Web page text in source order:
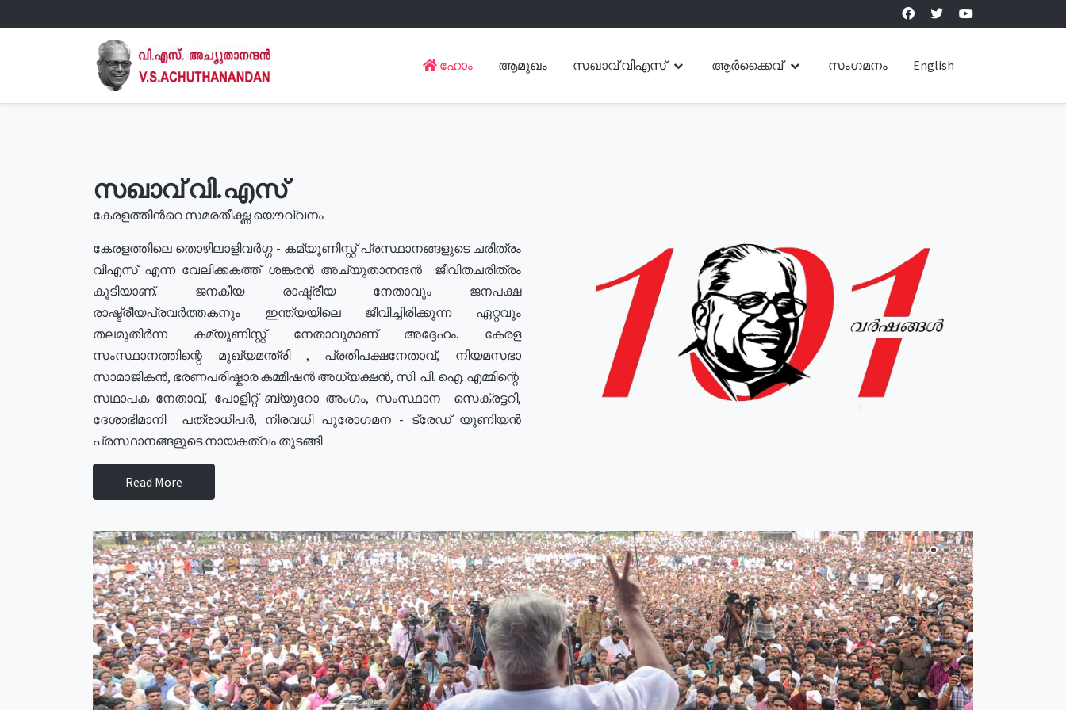
ഹോം ആമുഖം സഖാവ് വിഎസ് ആർക്കൈവ് സംഗമനം English
സഖാവ് വി.എസ്
കേരളത്തിൻറെ സമരതീക്ഷ്ണ യൌവ്വനം
കേരളത്തിലെ തൊഴിലാളിവർഗ്ഗ - കമ്യൂണിസ്റ്റ് പ്രസ്ഥാനങ്ങളുടെ ചരിത്രം
വിഎസ് എന്ന വേലിക്കകത്ത് ശങ്കരൻ അച്യുതാനന്ദൻ ജീവിതചരിത്രം
കൂടിയാണ്. ജനകീയ രാഷ്ട്രീയ നേതാവും ജനപക്ഷ
രാഷ്ട്രീയപ്രവർത്തകനും ഇന്ത്യയിലെ ജീവിച്ചിരിക്കുന്ന ഏറ്റവും
തലമുതിർന്ന കമ്യൂണിസ്റ്റ് നേതാവുമാണ് അദ്ദേഹം. കേരള
സംസ്ഥാനത്തിന്റെ മുഖ്യമന്ത്രി , പ്രതിപക്ഷനേതാവ്, നിയമസഭാ
സാമാജികൻ, ഭരണപരിഷ്കാര കമ്മീഷൻ അധ്യക്ഷൻ, സി. പി. ഐ. എമ്മിന്റെ
സഥാപക നേതാവ്, പോളിറ്റ് ബ്യുറോ അംഗം, സംസ്ഥാന സെക്രട്ടറി,
ദേശാഭിമാനി പത്രാധിപർ, നിരവധി പുരോഗമന - ട്രേഡ് യൂണിയൻ
പ്രസ്ഥാനങ്ങളുടെ നായകത്വം തുടങ്ങി
Read More